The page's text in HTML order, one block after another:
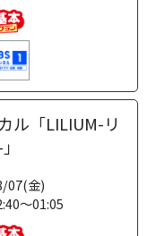
ル「LILIUM-リ
07(金)
～01:05